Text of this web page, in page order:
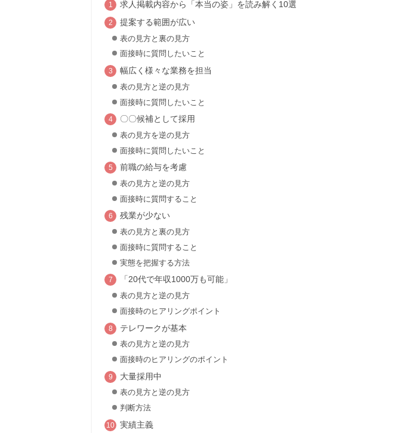
求人掲載内容から「本当の姿」を読み解く10選
提案する範囲が広い
表の見方と裏の見方
面接時に質問したいこと
幅広く様々な業務を担当
表の見方と逆の見方
面接時に質問したいこと
〇〇候補として採用
表の見方を逆の見方
面接時に質問したいこと
前職の給与を考慮
表の見方と逆の見方
面接時に質問すること
残業が少ない
表の見方と裏の見方
面接時に質問すること
実態を把握する方法
「20代で年収1000万も可能」
表の見方と逆の見方
面接時のヒアリングポイント
テレワークが基本
表の見方と逆の見方
面接時のヒアリングのポイント
大量採用中
表の見方と逆の見方
判断方法
実績主義